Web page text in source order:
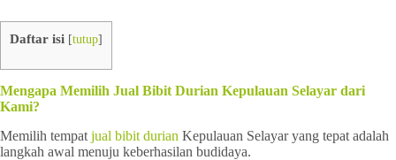
Daftar isi [tutup]
Mengapa Memilih Jual Bibit Durian Kepulauan Selayar dari
Kami?
Memilih tempat jual bibit durian Kepulauan Selayar yang tepat adalah
langkah awal menuju keberhasilan budidaya.